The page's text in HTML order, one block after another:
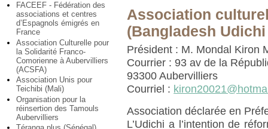
FACEEF - Fédération des
associations et centres
d’Espagnols émigrés en
France
Association Culturelle pour
la Solidarité Franco-
Comorienne à Aubervilliers
(ACSFA)
Association Unis pour
Teichibi (Mali)
Organisation pour la
réinsertion des Tamouls
Aubervilliers
Association
(Bangladesh
Président : M. Mondal Kiron
Courrier : 93 av de la
93300 Aubervilliers
Courriel :
Association déclarée en
L’Udichi a l’intention de